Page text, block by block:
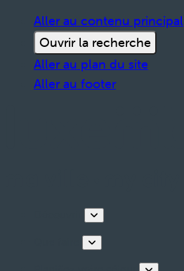
Aller au contenu principal
Ouvrir la recherche
Aller au plan du site
Aller au footer